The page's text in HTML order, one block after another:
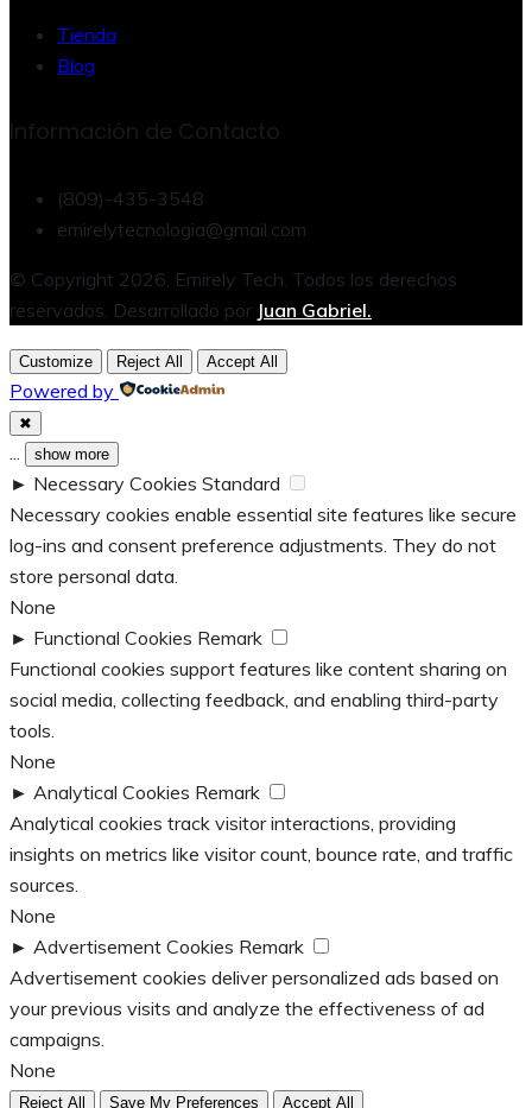
Tienda
Blog
Información de Contacto
(809)-435-3548
emirelytecnologia@gmail.com
© Copyright 2026, Emirely Tech. Todos los derechos
reservados. Desarrollado por Juan Gabriel.
Customize Reject All Accept All
Powered by
✖
... show more
► Necessary Cookies Standard
Necessary cookies enable essential site features like secure
log-ins and consent preference adjustments. They do not
store personal data.
None
► Functional Cookies Remark
Functional cookies support features like content sharing on
social media, collecting feedback, and enabling third-party
tools.
None
► Analytical Cookies Remark
Analytical cookies track visitor interactions, providing
insights on metrics like visitor count, bounce rate, and traffic
sources.
None
► Advertisement Cookies Remark
Advertisement cookies deliver personalized ads based on
your previous visits and analyze the effectiveness of ad
campaigns.
None
Reject All Save My Preferences Accept All